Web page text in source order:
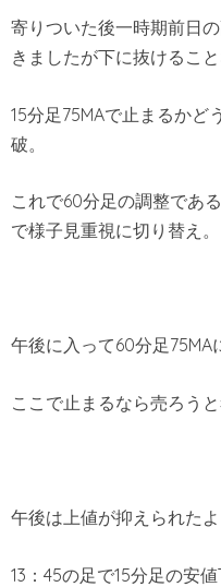
寄りついた後一時期前日
きましたが下に抜けること
15分足75MAで止まるかど
破。
これで60分足の調整であ
で様子見重視に切り替え。
午後に入って60分足75MA
ここで止まるなら売ろうと
午後は上値が抑えられた
13：45の足で15分足の安